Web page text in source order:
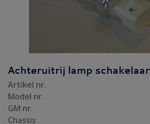
Achteruitrij lamp schakelaar
Artikel nr.
Model nr.
GM nr.
Chassis